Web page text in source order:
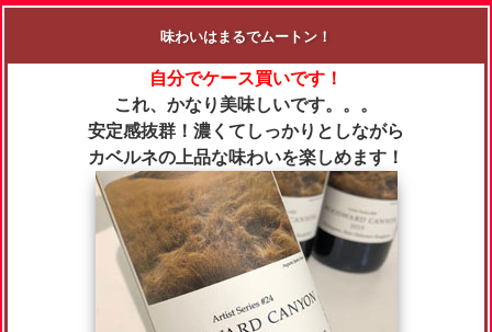
味わいはまるでムートン！
自分でケース買いです！
これ、かなり美味しいです。。。
安定感抜群！濃くてしっかりとしながら
カベルネの上品な味わいを楽しめます！